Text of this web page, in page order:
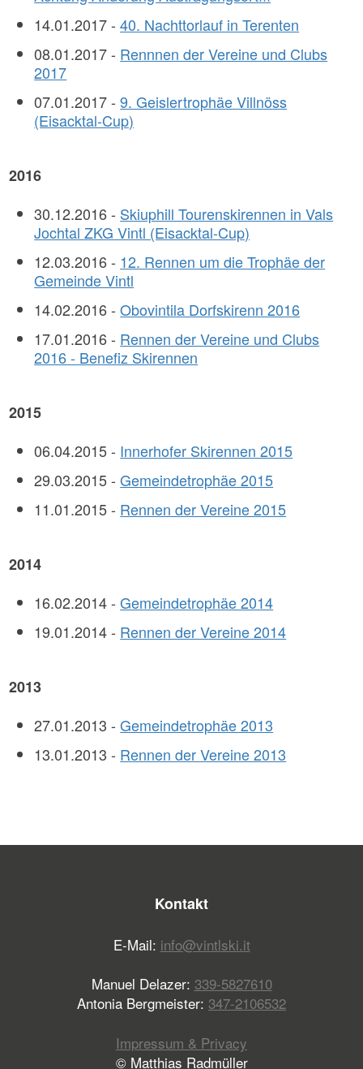
14.01.2017 -40. Nachttorlauf in Terenten
08.01.2017 - Rennnen der Vereine und Clubs
2017
07.01.2017 -9. Geislertrophäe Villnöss
(Eisacktal-Cup)
2016
30.12.2016 - Skiuphill Tourenskirennen in Vals
Jochtal ZKG Vintl (Eisacktal-Cup)
12.03.2016 - 12. Rennen um die Trophäe der
Gemeinde Vintl
14.02.2016 -Obovintila Dorfskirenn 2016
17.01.2016 - Rennen der Vereine und Clubs
2016 - Benefiz Skirennen
2015
06.04.2015 - Innerhofer Skirennen 2015
29.03.2015 -Gemeindetrophäe 2015
11.01.2015 - Rennen der Vereine 2015
2014
16.02.2014 -Gemeindetrophäe 2014
19.01.2014 - Rennen der Vereine 2014
2013
27.01.2013 -Gemeindetrophäe 2013
13.01.2013 - Rennen der Vereine 2013
Kontakt
E-Mail: info@vintlski.it
Manuel Delazer: 339-5827610
Antonia Bergmeister: 347-2106532
Impressum & Privacy
© Matthias Radmüller